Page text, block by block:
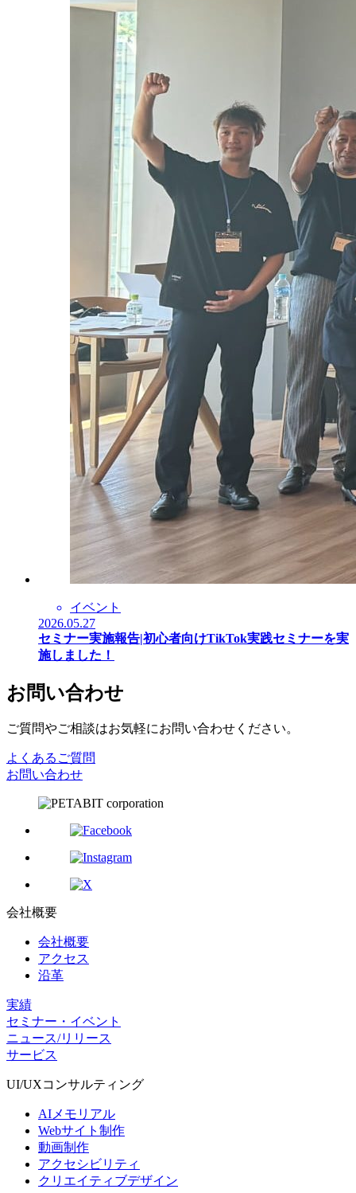
イベント
2026.05.27
セミナー実施報告|初心者向けTikTok実践セミナーを実
施しました！
お問い合わせ
ご質問やご相談はお気軽にお問い合わせください。
よくあるご質問
お問い合わせ
会社概要
会社概要
アクセス
沿革
実績
セミナー・イベント
ニュース/リリース
サービス
UI/UXコンサルティング
AIメモリアル
Webサイト制作
動画制作
アクセシビリティ
クリエイティブデザイン